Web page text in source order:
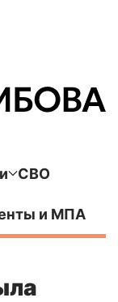
СВО
и МПА